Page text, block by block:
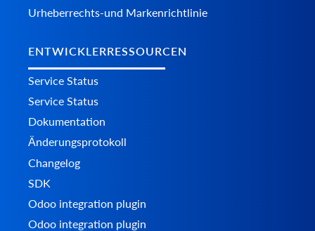
Urheberrechts-und Markenrichtlinie
ENTWICKLERRESSOURCEN
Service Status
Service Status
Dokumentation
Änderungsprotokoll
Changelog
SDK
Odoo integration plugin
Odoo integration plugin